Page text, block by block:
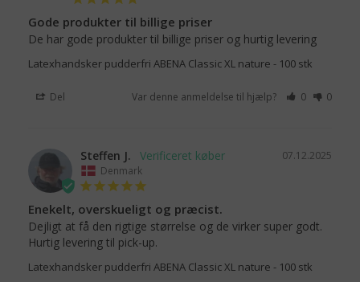
Gode produkter til billige priser
De har gode produkter til billige priser og hurtig levering
Latexhandsker pudderfri ABENA Classic XL nature - 100 stk
Del Var denne anmeldelse til hjælp? 0 0
07.12.2025
Steffen J.
Denmark
Enekelt, overskueligt og præcist.
Dejligt at få den rigtige størrelse og de virker super godt.
Hurtig levering til pick-up.
Latexhandsker pudderfri ABENA Classic XL nature - 100 stk